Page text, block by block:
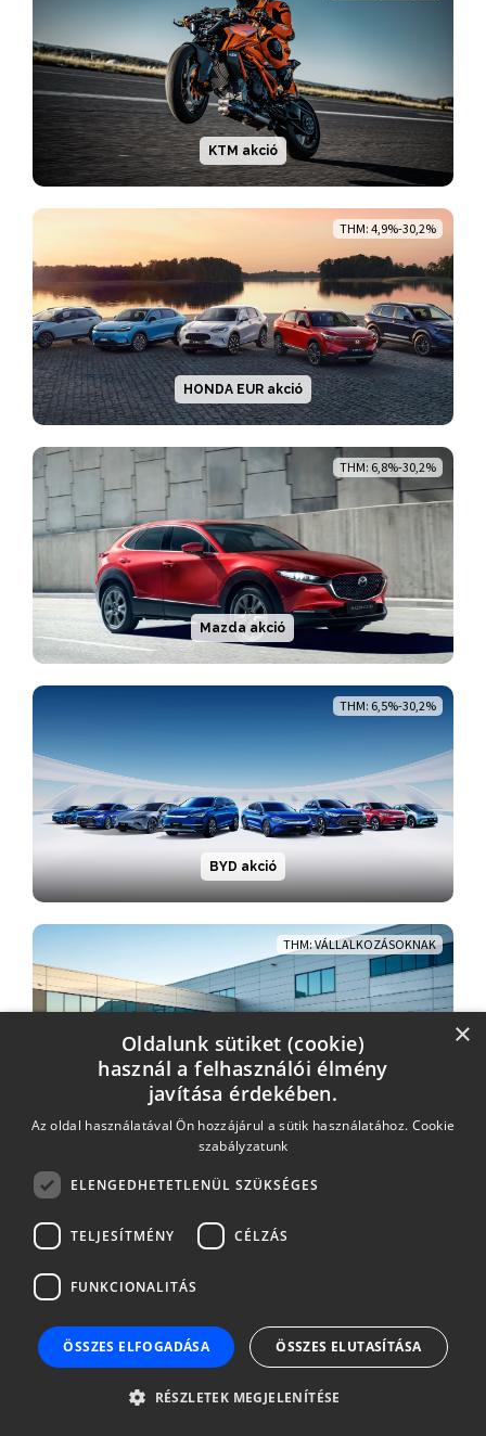
KTM akció
THM: 4,9%-30,2%
HONDA EUR akció
THM: 6,8%-30,2%
Mazda akció
THM: 6,5%-30,2%
BYD akció
THM: VÁLLALKOZÁSOKNAK
Széchenyi lízing MAX+
Mitsubishi akció
×
Oldalunk sütiket (cookie)
használ a felhasználói élmény
javítása érdekében.
Az oldal használatával Ön hozzájárul a sütik használatához. Cookie
szabályzatunk
ELENGEDHETETLENÜL SZÜKSÉGES
TELJESÍTMÉNY CÉLZÁS
FUNKCIONALITÁS
ÖSSZES ELFOGADÁSA ÖSSZES ELUTASÍTÁSA
RÉSZLETEK MEGJELENÍTÉSE